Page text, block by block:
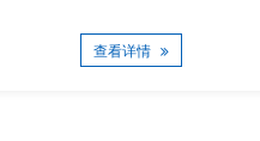
查看详情